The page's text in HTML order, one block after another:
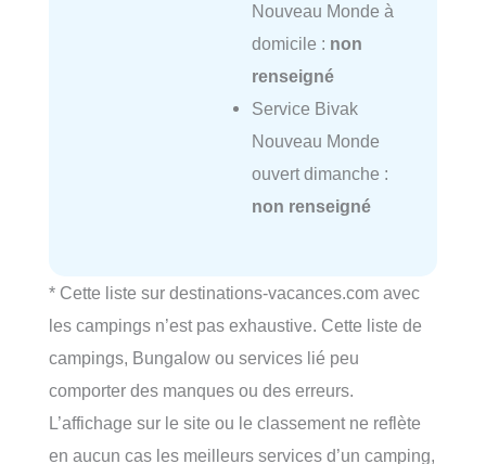
Nouveau Monde à
domicile : non
renseigné
Service Bivak
Nouveau Monde
ouvert dimanche :
non renseigné
* Cette liste sur destinations-vacances.com avec
les campings n’est pas exhaustive. Cette liste de
campings, Bungalow ou services lié peu
comporter des manques ou des erreurs.
L’affichage sur le site ou le classement ne reflète
en aucun cas les meilleurs services d’un camping,